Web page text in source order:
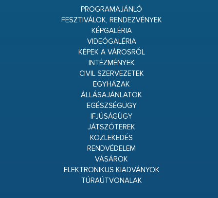
PROGRAMAJÁNLÓ
FESZTIVÁLOK, RENDEZVÉNYEK
KÉPGALÉRIA
VIDEÓGALÉRIA
KÉPEK A VÁROSRÓL
INTÉZMÉNYEK
CIVIL SZERVEZETEK
EGYHÁZAK
ÁLLÁSAJÁNLATOK
EGÉSZSÉGÜGY
IFJÚSÁGÜGY
JÁTSZÓTEREK
KÖZLEKEDÉS
RENDVÉDELEM
VÁSÁROK
ELEKTRONIKUS KIADVÁNYOK
TÚRAÚTVONALAK